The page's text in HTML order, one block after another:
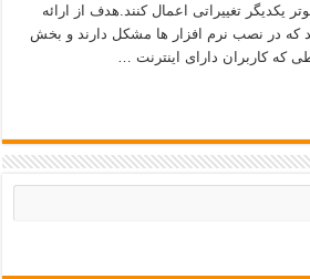
یکدیگر تغییراتی اعمال کنند.هدف از ارائه
که در نصب نرم افزار ها مشکل دارند و بخش
که کاربران دارای اینترنت …